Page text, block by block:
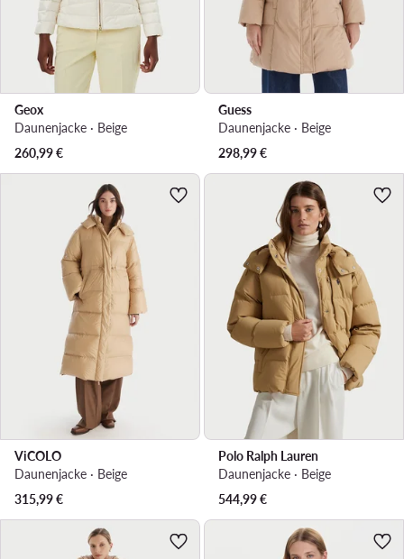
Geox
Daunenjacke · Beige
260,99€
Guess
Daunenjacke · Beige
298,99€
ViCOLO
Daunenjacke · Beige
315,99€
Polo Ralph Lauren
Daunenjacke · Beige
544,99€